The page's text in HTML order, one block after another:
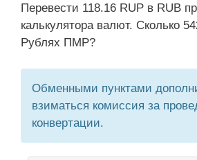
Перевести 118.16 RUP в RUB
калькулятора валют. Сколько
Рублях ПМР?
Обменными пунктами
взиматься комиссия за
конвертации.